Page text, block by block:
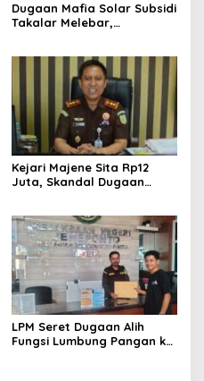
Dugaan Mafia Solar Subsidi
Takalar Melebar,
Kejari Majene Sita Rp12
Juta, Skandal Dugaan
LPM Seret Dugaan Alih
Fungsi Lumbung Pangan ke